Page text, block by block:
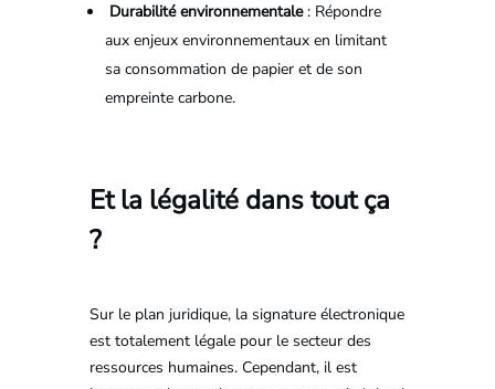
Durabilité environnementale: Répondre
aux enjeux environnementaux en limitant
sa consommation de papier et de son
empreinte carbone.
Et la légalité dans tout ça
?
Sur le plan juridique, la signature électronique
est totalement légale pour le secteur des
ressources humaines. Cependant, il est